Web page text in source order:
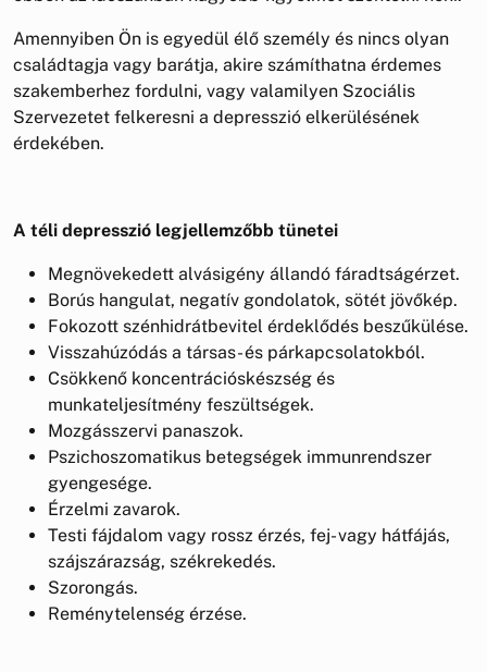
Amennyiben Ön is egyedül élő személy és nincs olyan
családtagja vagy barátja, akire számíthatna érdemes
szakemberhez fordulni, vagy valamilyen Szociális
Szervezetet felkeresni a depresszió elkerülésének
érdekében.
A téli depresszió legjellemzőbb tünetei
Megnövekedett alvásigény állandó fáradtságérzet.
Borús hangulat, negatív gondolatok, sötét jövőkép.
Fokozott szénhidrátbevitel érdeklődés beszűkülése.
Visszahúzódás a társas- és párkapcsolatokból.
Csökkenő koncentrációskészség és
munkateljesítmény feszültségek.
Mozgásszervi panaszok.
Pszichoszomatikus betegségek immunrendszer
gyengesége.
Érzelmi zavarok.
Testi fájdalom vagy rossz érzés, fej- vagy hátfájás,
szájszárazság, székrekedés.
Szorongás.
Reménytelenség érzése.